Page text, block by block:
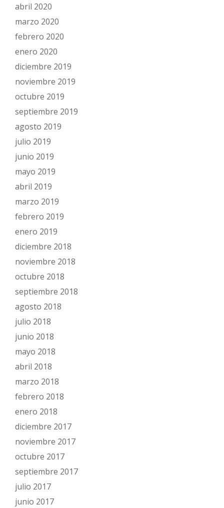
abril 2020
marzo 2020
febrero 2020
enero 2020
diciembre 2019
noviembre 2019
octubre 2019
septiembre 2019
agosto 2019
julio 2019
junio 2019
mayo 2019
abril 2019
marzo 2019
febrero 2019
enero 2019
diciembre 2018
noviembre 2018
octubre 2018
septiembre 2018
agosto 2018
julio 2018
junio 2018
mayo 2018
abril 2018
marzo 2018
febrero 2018
enero 2018
diciembre 2017
noviembre 2017
octubre 2017
septiembre 2017
julio 2017
junio 2017